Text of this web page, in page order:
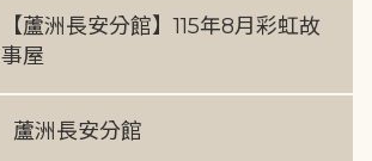
【蘆洲長安分館】115年8月彩虹故
事屋
蘆洲長安分館